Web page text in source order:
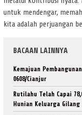
untuk mendengar,
kita adalah perjuangan
BACAAN LAINNYA
Kemajuan
0608/Cianjur
Rutilahu Telah Capai
Hunian Keluarga Gilang